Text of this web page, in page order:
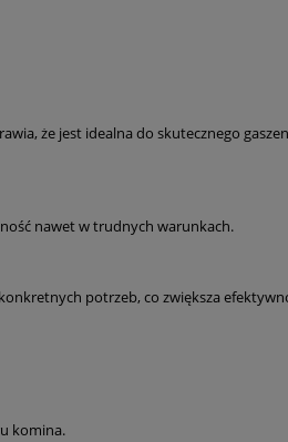
że jest idealna do skutecznego
nawet w trudnych warunkach.
potrzeb, co zwiększa
komina.